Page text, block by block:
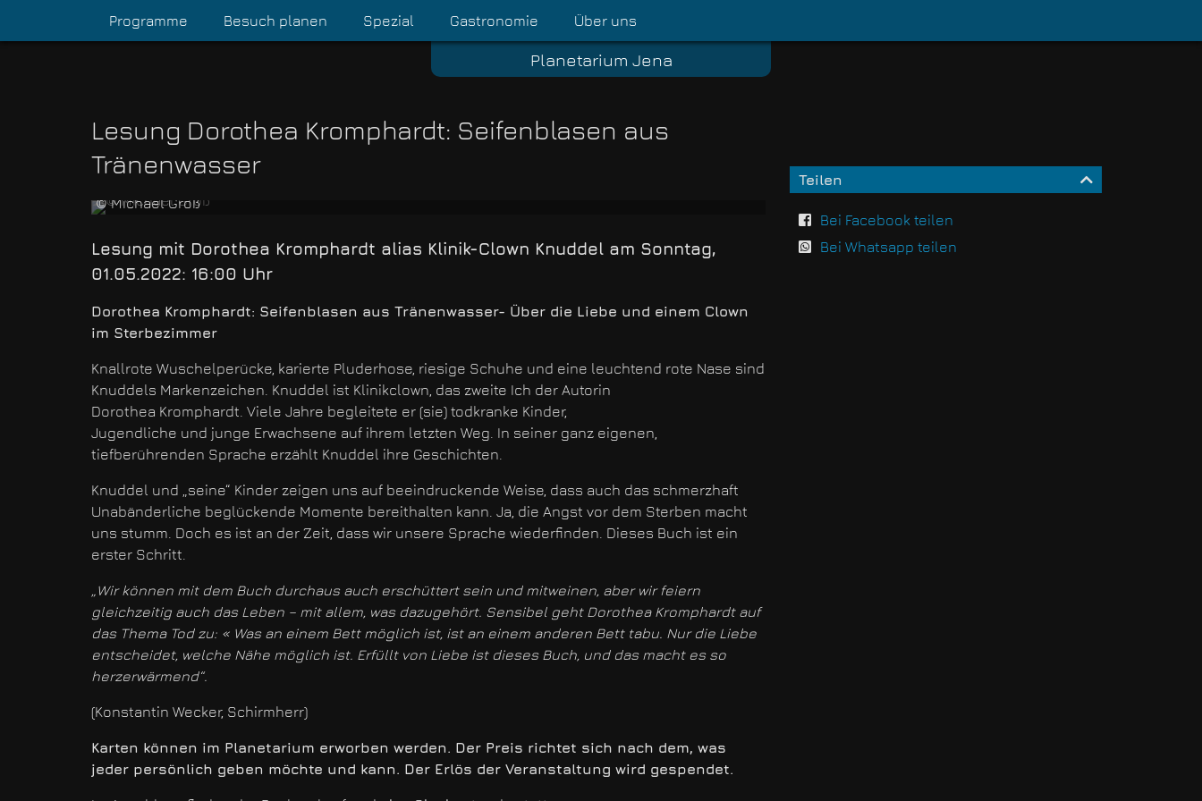
Programme Besuch planen Spezial Gastronomie Über uns
Planetarium Jena
Lesung Dorothea Kromphardt: Seifenblasen aus
Tränenwasser
© Michael Groß
Autorin Dorothea Kromphardt
Lesung mit Dorothea Kromphardt alias Klinik-Clown Knuddel am Sonntag,
01.05.2022: 16:00 Uhr
Dorothea Kromphardt: Seifenblasen aus Tränenwasser- Über die Liebe und einem Clown
im Sterbezimmer
Knallrote Wuschelperücke, karierte Pluderhose, riesige Schuhe und eine leuchtend rote Nase sind
Knuddels Markenzeichen. Knuddel ist Klinikclown, das zweite Ich der Autorin
Dorothea Kromphardt. Viele Jahre begleitete er (sie) todkranke Kinder,
Jugendliche und junge Erwachsene auf ihrem letzten Weg. In seiner ganz eigenen,
tiefberührenden Sprache erzählt Knuddel ihre Geschichten.
Knuddel und „seine“ Kinder zeigen uns auf beeindruckende Weise, dass auch das schmerzhaft
Unabänderliche beglückende Momente bereithalten kann. Ja, die Angst vor dem Sterben macht
uns stumm. Doch es ist an der Zeit, dass wir unsere Sprache wiederfinden. Dieses Buch ist ein
erster Schritt.
„Wir können mit dem Buch durchaus auch erschüttert sein und mitweinen, aber wir feiern
gleichzeitig auch das Leben – mit allem, was dazugehört. Sensibel geht Dorothea Kromphardt auf
das Thema Tod zu: « Was an einem Bett möglich ist, ist an einem anderen Bett tabu. Nur die Liebe
entscheidet, welche Nähe möglich ist. Erfüllt von Liebe ist dieses Buch, und das macht es so
herzerwärmend“.
(Konstantin Wecker, Schirmherr)
Karten können im Planetarium erworben werden. Der Preis richtet sich nach dem, was
jeder persönlich geben möchte und kann. Der Erlös der Veranstaltung wird gespendet.
Teilen
Bei Facebook teilen
Bei Whatsapp teilen